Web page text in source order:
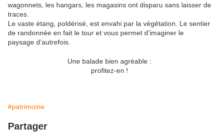
wagonnets, les hangars, les magasins ont disparu sans laisser de
traces.
Le vaste étang, poldérisé, est envahi par la végétation. Le sentier
de randonnée en fait le tour et vous permet d'imaginer le
paysage d'autrefois.
Une balade bien agréable :
profitez-en !
#patrimoine
Partager